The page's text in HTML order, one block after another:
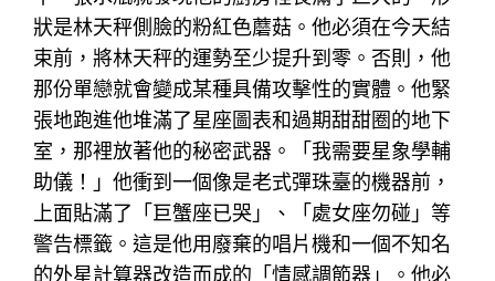
狀是林天秤側臉的粉紅色蘑菇。他必須在今天結
束前，將林天秤的運勢至少提升到零。否則，他
那份單戀就會變成某種具備攻擊性的實體。他緊
張地跑進他堆滿了星座圖表和過期甜甜圈的地下
室，那裡放著他的秘密武器。「我需要星象學輔
助儀！」他衝到一個像是老式彈珠臺的機器前，
上面貼滿了「巨蟹座已哭」、「處女座勿碰」等
警告標籤。這是他用廢棄的唱片機和一個不知名
的外星計算器改造而成的「情感調節器」。他必